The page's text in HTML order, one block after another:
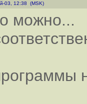
03, 12:38 (MSK)
можно...